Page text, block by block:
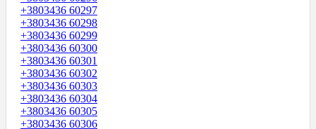
+3803436 60297
+3803436 60298
+3803436 60299
+3803436 60300
+3803436 60301
+3803436 60302
+3803436 60303
+3803436 60304
+3803436 60305
+3803436 60306